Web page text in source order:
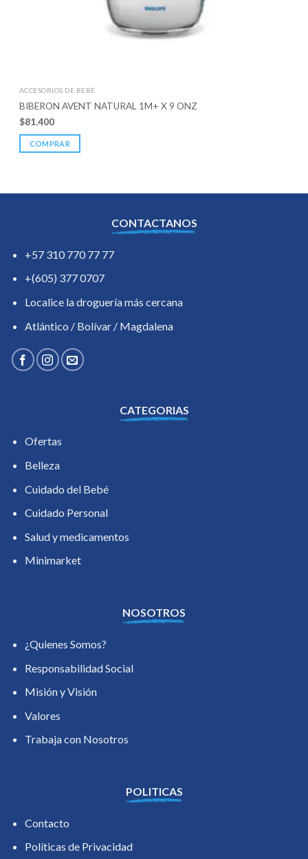
ACCESORIOS DE BEBÉ
BIBERON AVENT NATURAL 1M+ X 9 ONZ
$81.400
COMPRAR
CONTACTANOS
+57 310 770 77 77
+(605) 377 0707
Localice la droguería más cercana
Atlántico / Bolívar / Magdalena
CATEGORIAS
Ofertas
Belleza
Cuidado del Bebé
Cuidado Personal
Salud y medicamentos
Minimarket
NOSOTROS
¿Quienes Somos?
Responsabilidad Social
Misión y Visión
Valores
Trabaja con Nosotros
POLITICAS
Contacto
Políticas de Privacidad